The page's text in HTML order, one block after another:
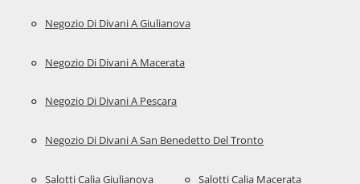
Negozio Di Divani A Giulianova
Negozio Di Divani A Macerata
Negozio Di Divani A Pescara
Negozio Di Divani A San Benedetto Del Tronto
Salotti Calia Giulianova Salotti Calia Macerata